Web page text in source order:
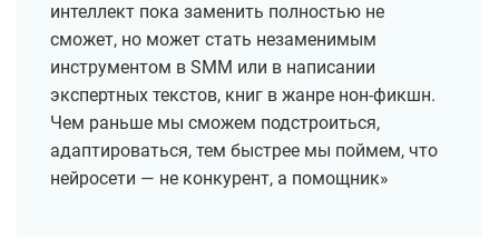
интеллект пока заменить полностью не
сможет, но может стать незаменимым
инструментом в SMM или в написании
экспертных текстов, книг в жанре нон-фикшн.
Чем раньше мы сможем подстроиться,
адаптироваться, тем быстрее мы поймем, что
нейросети — не конкурент, а помощник»